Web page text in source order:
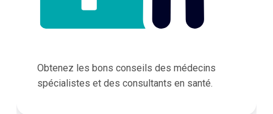
Obtenez les bons conseils des médecins
spécialistes et des consultants en santé.